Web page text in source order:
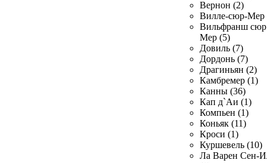
Вернон (2)
Вилле-сюр-Мер
Вильфранш сюр
Мер (5)
Довиль (7)
Дордонь (7)
Драгиньян (2)
Камбремер (1)
Канны (36)
Кап д`Аи (1)
Компьен (1)
Коньяк (11)
Кроси (1)
Куршевель (10)
Ла Варен Сен-